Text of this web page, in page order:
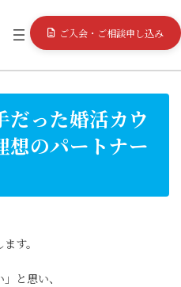
ご入会・ご相談申し込み
だった婚活カウ
想のパートナー
す。
と思い、